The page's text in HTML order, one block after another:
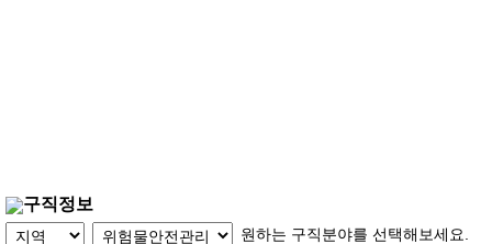
구직정보
원하는 구직분야를 선택해보세요.